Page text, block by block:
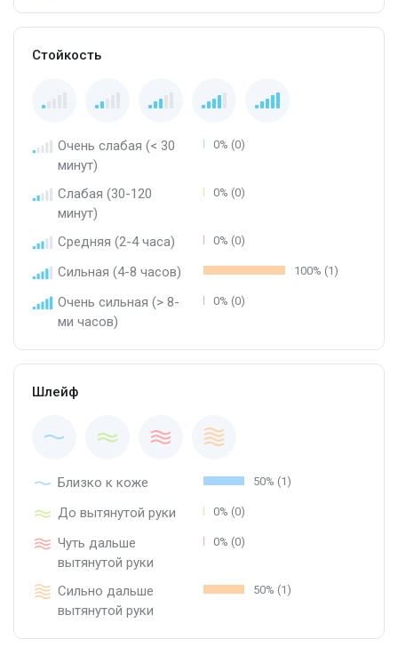
Стойкость
Очень слабая (< 30
минут)
0% (0)
Слабая (30-120
минут)
0% (0)
Средняя (2-4 часа) 0% (0)
Сильная (4-8 часов) 100% (1)
Очень сильная (> 8-
ми часов)
0% (0)
Шлейф
Близко к коже 50% (1)
До вытянутой руки 0% (0)
Чуть дальше
вытянутой руки
0% (0)
Сильно дальше
вытянутой руки
50% (1)